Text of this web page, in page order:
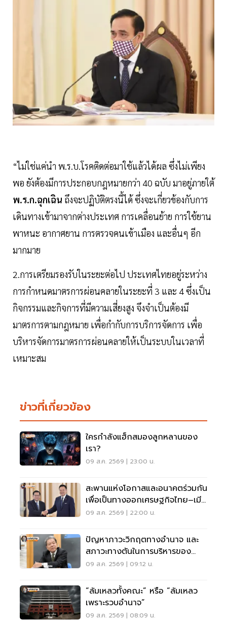
“ไม่ใช่แค่นำ พ.ร.บ.โรคติดต่อมาใช้แล้วได้ผล ซึ่งไม่เพียง
พอ ยังต้องมีการประกอบกฎหมายกว่า 40 ฉบับ มาอยู่ภายใต้
พ.ร.ก.ฉุกเฉิน ถึงจะปฏิบัติตรงนี้ได้ ซึ่งจะเกี่ยวข้องกับการ
เดินทางเข้ามาจากต่างประเทศ การเคลื่อนย้าย การใช้ยาน
พาหนะ อากาศยาน การตรวจคนเข้าเมือง และอื่นๆ อีก
มากมาย
2.การเตรียมรองรับในระยะต่อไป ประเทศไทยอยู่ระหว่าง
การกำหนดมาตรการผ่อนคลายในระยะที่ 3 และ 4 ซึ่งเป็น
กิจกรรมและกิจการที่มีความเสี่ยงสูง จึงจำเป็นต้องมี
มาตรการตามกฎหมาย เพื่อกำกับการบริการจัดการ เพื่อ
บริหารจัดการมาตรการผ่อนคลายให้เป็นระบบในเวลาที่
เหมาะสม
ข่าวที่เกี่ยวข้อง
ใครกำลังแฮ็กสมองลูกหลานของ
เรา?
09 ส.ค. 2569 | 23:00 น.
สะพานแห่งโอกาสและอนาคตร่วมกัน
เพื่อเป็นทางออกเศรษฐกิจไทย–เมีย
นมา
09 ส.ค. 2569 | 22:00 น.
ปัญหาภาวะวิกฤตทางอํานาจ และ
สภาวะทางตันในการบริหารของ
บอร์ด กสทช.
09 ส.ค. 2569 | 09:12 น.
“ล้มเหลวทั้งคณะ” หรือ “ล้มเหลว
เพราะรวบอำนาจ”
09 ส.ค. 2569 | 08:09 น.